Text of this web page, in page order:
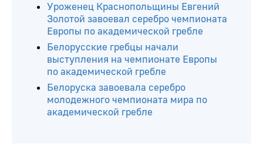
Уроженец Краснопольщины Евгений
Золотой завоевал серебро чемпионата
Европы по академической гребле
Белорусские гребцы начали
выступления на чемпионате Европы
по академической гребле
Белоруска завоевала серебро
молодежного чемпионата мира по
академической гребле